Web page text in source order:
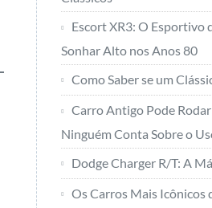
Escort XR3: O Esportivo
Sonhar Alto nos Anos 80
Como Saber se um
Carro Antigo Pode
Ninguém Conta Sobre o
Dodge Charger R/T: A
Os Carros Mais Icônicos